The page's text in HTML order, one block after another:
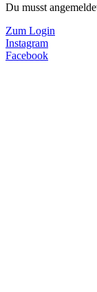
Du musst
Zum Login
Instagram
Facebook